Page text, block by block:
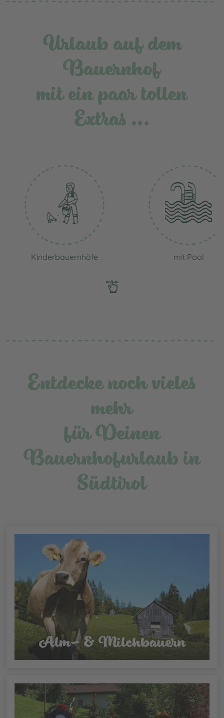
Urlaub auf dem
Bauernhof
mit ein paar tollen
Extras …
Kinderbauernhöfe mit Pool
Entdecke noch vieles
mehr
für Deinen
Bauernhofurlaub in
Südtirol
Alm- & Milchbauern